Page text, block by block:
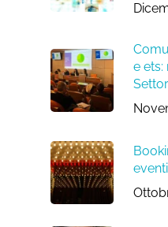
e ets: